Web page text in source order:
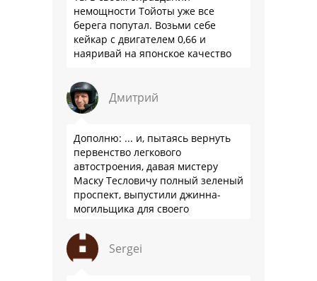
немощности Тойоты уже все
берега попутал. Возьми себе
кейкар с двигателем 0,66 и
наяривай на японское качество
Дмитрий
Дополню: ... и, пытаясь вернуть
первенство легкового
автостроения, давая мистеру
Маску Тесловичу полный зеленый
проспект, выпустили джинна-
могильщика для своего
Sergei